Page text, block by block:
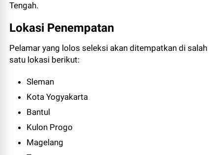
Tengah.
Lokasi Penempatan
Pelamar yang lolos seleksi akan ditempatkan di salah
satu lokasi berikut:
Sleman
Kota Yogyakarta
Bantul
Kulon Progo
Magelang